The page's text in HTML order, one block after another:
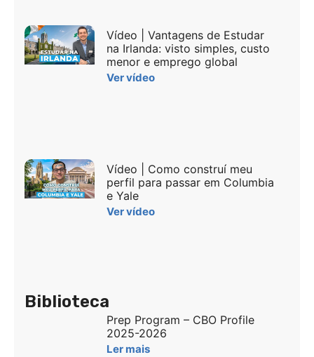
Vídeo | Vantagens de Estudar
na Irlanda: visto simples, custo
menor e emprego global
Ver vídeo
Vídeo | Como construí meu
perfil para passar em Columbia
e Yale
Ver vídeo
Biblioteca
Prep Program – CBO Profile
2025-2026
Ler mais